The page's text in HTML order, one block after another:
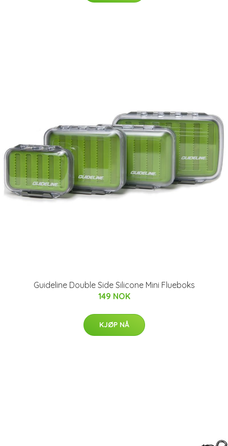
Guideline Double Side Silicone Mini Flueboks
149 NOK
KJØP NÅ